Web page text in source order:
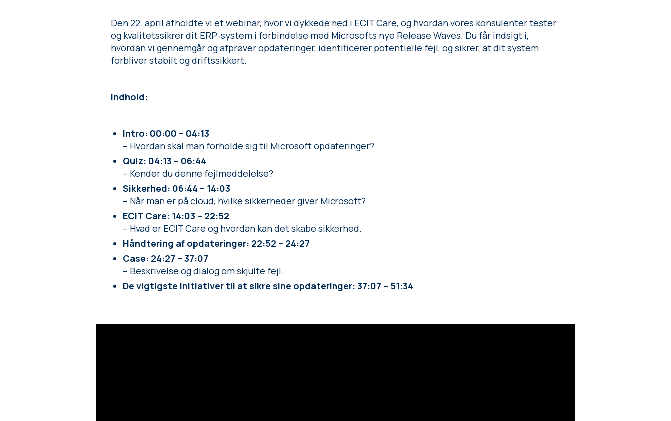
Den 22. april afholdte vi et webinar, hvor vi dykkede ned i ECIT Care, og hvordan vores konsulenter tester
og kvalitetssikrer dit ERP-system i forbindelse med Microsofts nye Release Waves. Du får indsigt i,
hvordan vi gennemgår og afprøver opdateringer, identificerer potentielle fejl, og sikrer, at dit system
forbliver stabilt og driftssikkert.
Indhold:
Intro: 00:00 – 04:13
– Hvordan skal man forholde sig til Microsoft opdateringer?
Quiz: 04:13 – 06:44
– Kender du denne fejlmeddelelse?
Sikkerhed: 06:44 – 14:03
– Når man er på cloud, hvilke sikkerheder giver Microsoft?
ECIT Care: 14:03 – 22:52
– Hvad er ECIT Care og hvordan kan det skabe sikkerhed.
Håndtering af opdateringer: 22:52 – 24:27
Case: 24:27 – 37:07
– Beskrivelse og dialog om skjulte fejl.
De vigtigste initiativer til at sikre sine opdateringer: 37:07 – 51:34